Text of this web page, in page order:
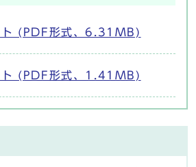
ト (PDF形式、6.31MB)
ト (PDF形式、1.41MB)